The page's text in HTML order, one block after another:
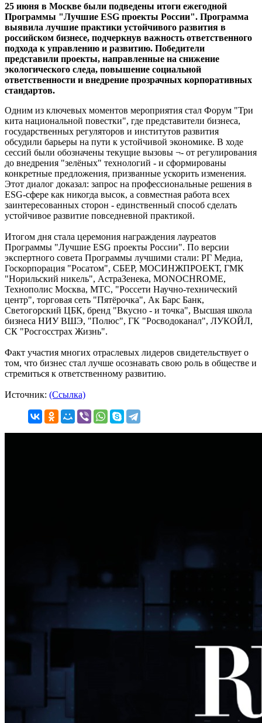
25 июня в Москве были подведены итоги ежегодной
Программы "Лучшие ESG проекты России". Программа
выявила лучшие практики устойчивого развития в
российском бизнесе, подчеркнув важность ответственного
подхода к управлению и развитию. Победители
представили проекты, направленные на снижение
экологического следа, повышение социальной
ответственности и внедрение прозрачных корпоративных
стандартов.
Одним из ключевых моментов мероприятия стал Форум "Три
кита национальной повестки", где представители бизнеса,
государственных регуляторов и институтов развития
обсудили барьеры на пути к устойчивой экономике. В ходе
сессий были обозначены текущие вызовы ¬- от регулирования
до внедрения "зелёных" технологий - и сформированы
конкретные предложения, призванные ускорить изменения.
Этот диалог доказал: запрос на профессиональные решения в
ESG-сфере как никогда высок, а совместная работа всех
заинтересованных сторон - единственный способ сделать
устойчивое развитие повседневной практикой.
Итогом дня стала церемония награждения лауреатов
Программы "Лучшие ESG проекты России". По версии
экспертного совета Программы лучшими стали: РГ Медиа,
Госкорпорация "Росатом", СБЕР, МОСИНЖПРОЕКТ, ГМК
"Норильский никель", АстраЗенека, MONOCHROME,
Технополис Москва, МТС, "Россети Научно-технический
центр", торговая сеть "Пятёрочка", Ак Барс Банк,
Светогорский ЦБК, бренд "Вкусно - и точка", Высшая школа
бизнеса НИУ ВШЭ, "Полюс", ГК "Росводоканал", ЛУКОЙЛ,
СК "Росгосстрах Жизнь".
Факт участия многих отраслевых лидеров свидетельствует о
том, что бизнес стал лучше осознавать свою роль в обществе и
стремиться к ответственному развитию.
Источник: (Ссылка)